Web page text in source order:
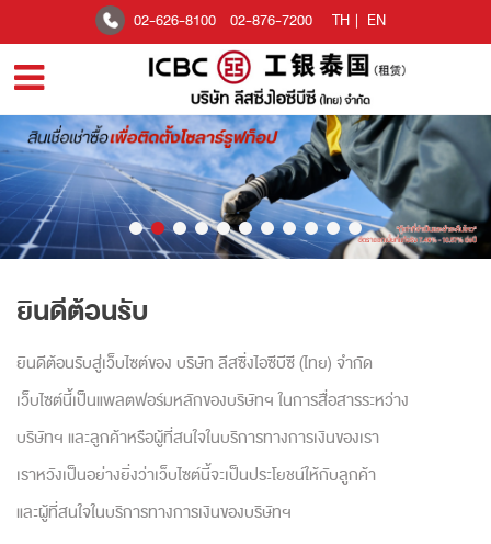
02-626-8100 02-876-7200 TH | EN
ยินดีต้อนรับ
ยินดีต้อนรับสู่เว็บไซต์ของ บริษัท ลีสซิ่งไอซีบีซี (ไทย) จำกัด
เว็บไซต์นี้เป็นแพลตฟอร์มหลักของบริษัทฯ ในการสื่อสารระหว่าง
บริษัทฯ และลูกค้าหรือผู้ที่สนใจในบริการทางการเงินของเรา
เราหวังเป็นอย่างยิ่งว่าเว็บไซต์นี้จะเป็นประโยชน์ให้กับลูกค้า
และผู้ที่สนใจในบริการทางการเงินของบริษัทฯ